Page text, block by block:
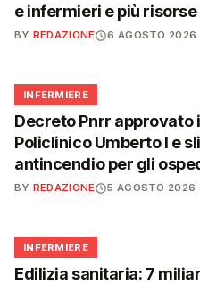
e infermieri e più
BY REDAZIONE 6 AGOSTO 2026
🩺
INFERMIERE
Decreto Pnrr approvato
Policlinico Umberto I e
antincendio per gli
BY REDAZIONE 5 AGOSTO 2026
🩺
INFERMIERE
Edilizia sanitaria: 7